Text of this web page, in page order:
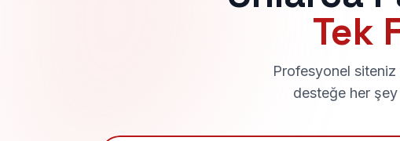
Tek
Profesyonel
desteğe her